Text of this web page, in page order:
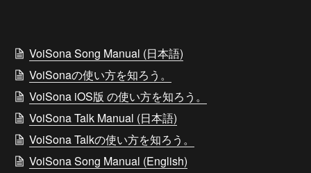
VoiSona Song Manual (日本語)
VoiSonaの使い方を知ろう。
VoiSona iOS版 の使い方を知ろう。
VoiSona Talk Manual (日本語)
VoiSona Talkの使い方を知ろう。
VoiSona Song Manual (English)